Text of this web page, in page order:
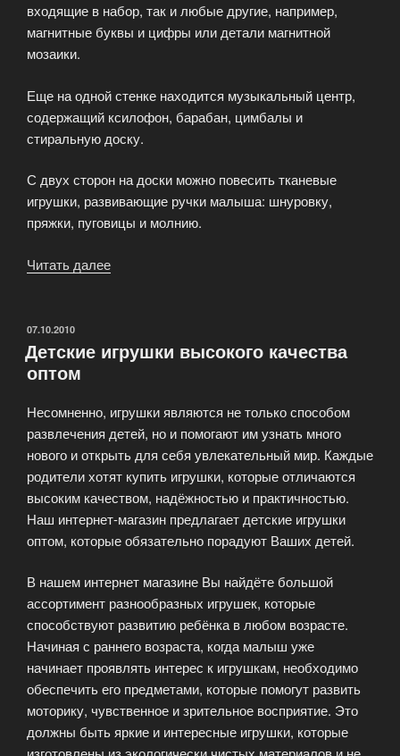
входящие в набор, так и любые другие, например,
магнитные буквы и цифры или детали магнитной
мозаики.
Еще на одной стенке находится музыкальный центр,
содержащий ксилофон, барабан, цимбалы и
стиральную доску.
С двух сторон на доски можно повесить тканевые
игрушки, развивающие ручки малыша: шнуровку,
пряжки, пуговицы и молнию.
Читать далее
бука»
ОПУБЛИКОВАНО
07.10.2010
Детские игрушки высокого качества
оптом
Несомненно, игрушки являются не только способом
развлечения детей, но и помогают им узнать много
нового и открыть для себя увлекательный мир. Каждые
родители хотят купить игрушки, которые отличаются
высоким качеством, надёжностью и практичностью.
Наш интернет-магазин предлагает детские игрушки
оптом, которые обязательно порадуют Ваших детей.
В нашем интернет магазине Вы найдёте большой
ассортимент разнообразных игрушек, которые
способствуют развитию ребёнка в любом возрасте.
Начиная с раннего возраста, когда малыш уже
начинает проявлять интерес к игрушкам, необходимо
обеспечить его предметами, которые помогут развить
моторику, чувственное и зрительное восприятие. Это
должны быть яркие и интересные игрушки, которые